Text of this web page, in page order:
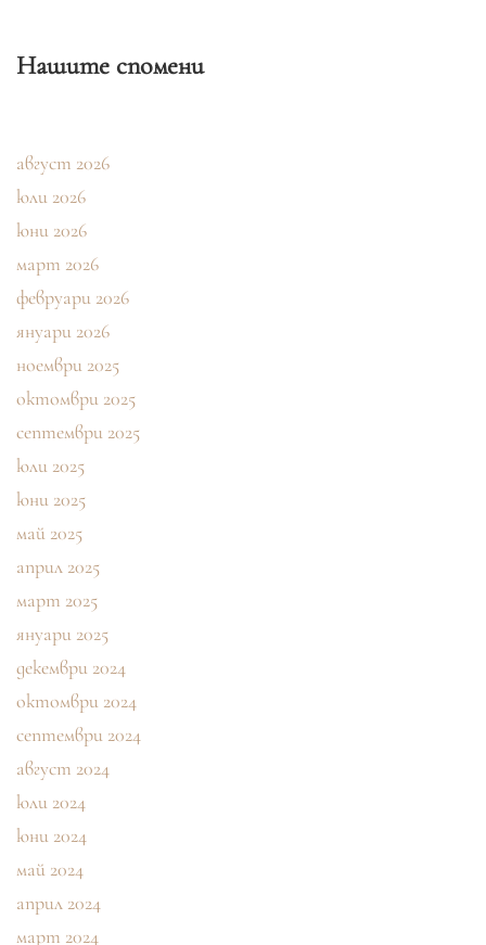
Нашите спомени
август 2026
юли 2026
юни 2026
март 2026
февруари 2026
януари 2026
ноември 2025
октомври 2025
септември 2025
юли 2025
юни 2025
май 2025
април 2025
март 2025
януари 2025
декември 2024
октомври 2024
септември 2024
август 2024
юли 2024
юни 2024
май 2024
април 2024
март 2024